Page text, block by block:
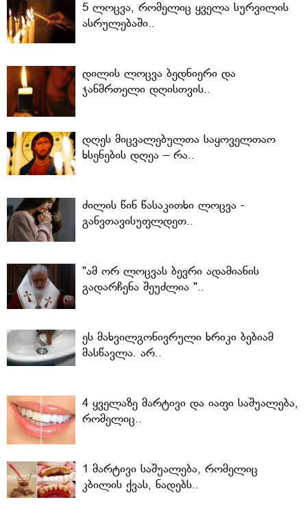
5 ლოცვა, რომელიც ყველა სურვილის
ასრულებაში..
დილის ლოცვა ბედნიერი და
ჯანმრთელი დღისთვის..
დღეს მიცვალებულთა საყოველთაო
ხსენების დღეა – რა..
ძილის წინ წასაკითხი ლოცვა -
განვთავისუფლდეთ..
"ამ ორ ლოცვას ბევრი ადამიანის
გადარჩენა შეუძლია "..
ეს მახვილგონივრული ხრიკი ბებიამ
მასწავლა. არ..
4 ყველაზე მარტივი და იაფი საშუალება,
რომელიც..
1 მარტივი საშუალება, რომელიც
კბილის ქვას, ნადებს..